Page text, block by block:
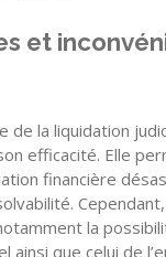
et
de la liquidation
efficacité. Elle
financière
la
ainsi que celui de